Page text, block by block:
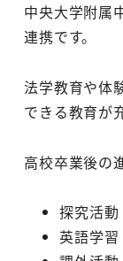
中央大学附属
連携です。
法学教育や体
できる教育が
高校卒業後の
探究活動
英語学習